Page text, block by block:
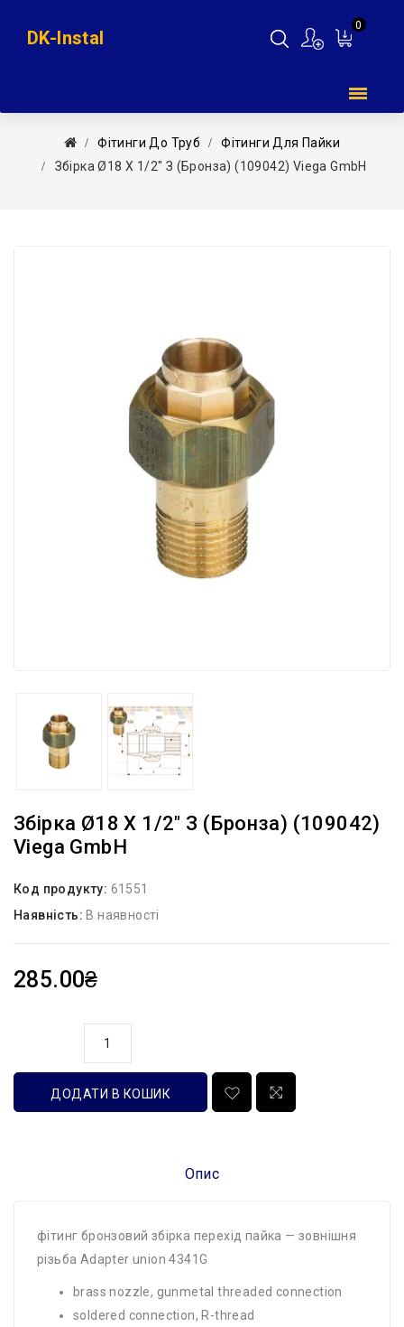
0
DK-Instal
Фітинги До Труб
Фітинги Для Пайки
Збірка Ø18 Х 1/2″ З (бронза) (109042) Viega GmbH
Збірка Ø18 Х 1/2″ З (бронза) (109042)
Viega GmbH
Код продукту: 61551
Наявність: В наявності
285.00₴
ДОДАТИ В КОШИК
Опис
фітинг бронзовий збірка перехід пайка — зовнішня
різьба Adapter union 4341G
brass nozzle, gunmetal threaded connection
soldered connection, R-​thread